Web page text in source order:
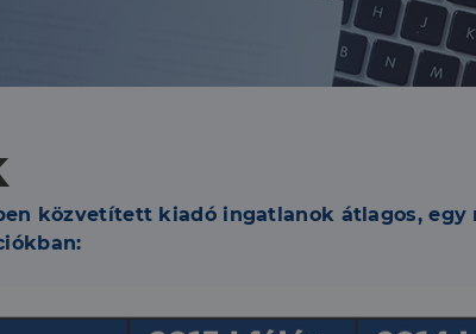
közvetített kiadó ingatlanok átlagos,